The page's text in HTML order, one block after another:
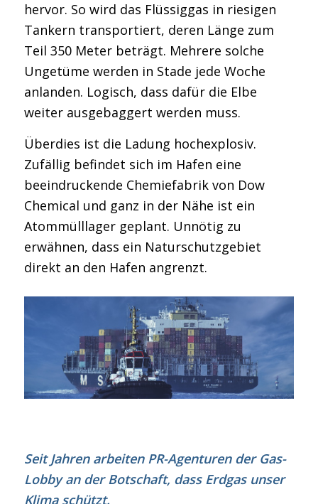
hervor. So wird das Flüssiggas in riesigen
Tankern transportiert, deren Länge zum
Teil 350 Meter beträgt. Mehrere solche
Ungetüme werden in Stade jede Woche
anlanden. Logisch, dass dafür die Elbe
weiter ausgebaggert werden muss.
Überdies ist die Ladung hochexplosiv.
Zufällig befindet sich im Hafen eine
beeindruckende Chemiefabrik von Dow
Chemical und ganz in der Nähe ist ein
Atommülllager geplant. Unnötig zu
erwähnen, dass ein Naturschutzgebiet
direkt an den Hafen angrenzt.
Seit Jahren arbeiten PR-Agenturen der Gas-
Lobby an der Botschaft, dass Erdgas unser
Klima schützt.